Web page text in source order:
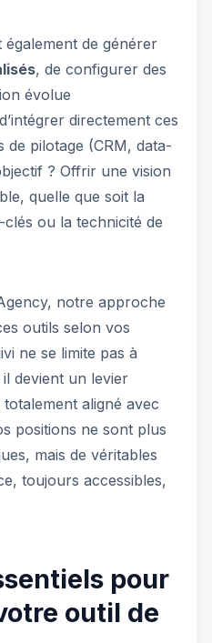
également de générer
, de configurer des
évolue
directement ces
de pilotage (CRM, data-
? Offrir une vision
quelle que soit la
ou la technicité de
notre approche
outils selon vos
ne se limite pas à
devient un levier
aligné avec
positions ne sont plus
mais de véritables
toujours accessibles,
pour
outil de